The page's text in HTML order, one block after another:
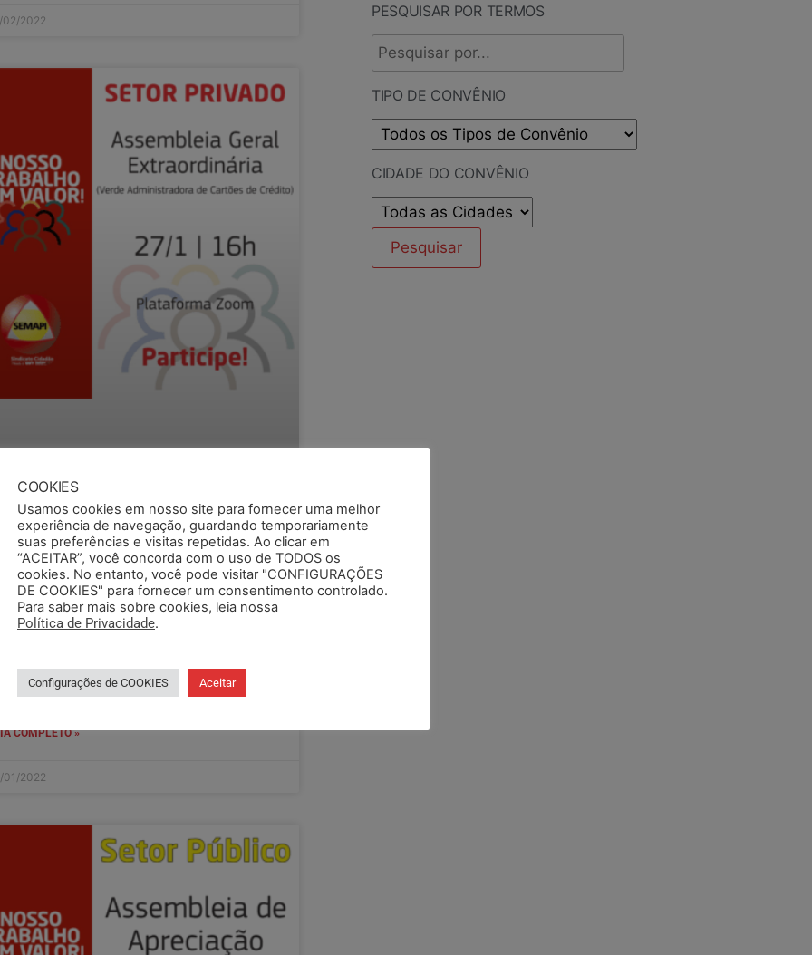
02/2022
DATA DA ASSEMBLEIA
função de problemas técnicos ocorridos
de trabalhadores e trabalhadoras da
Administradora de Cartões de
COMPLETO »
01/2022
PESQUISAR POR TERMOS
TIPO DE CONVÊNIO
CIDADE DO CONVÊNIO
COOKIES
Usamos cookies em nosso site para fornecer uma melhor
experiência de navegação, guardando temporariamente
suas preferências e visitas repetidas. Ao clicar em
“ACEITAR”, você concorda com o uso de TODOS os
cookies. No entanto, você pode visitar "CONFIGURAÇÕES
DE COOKIES" para fornecer um consentimento controlado.
Para saber mais sobre cookies, leia nossa
Política de Privacidade.
Configurações de COOKIES Aceitar